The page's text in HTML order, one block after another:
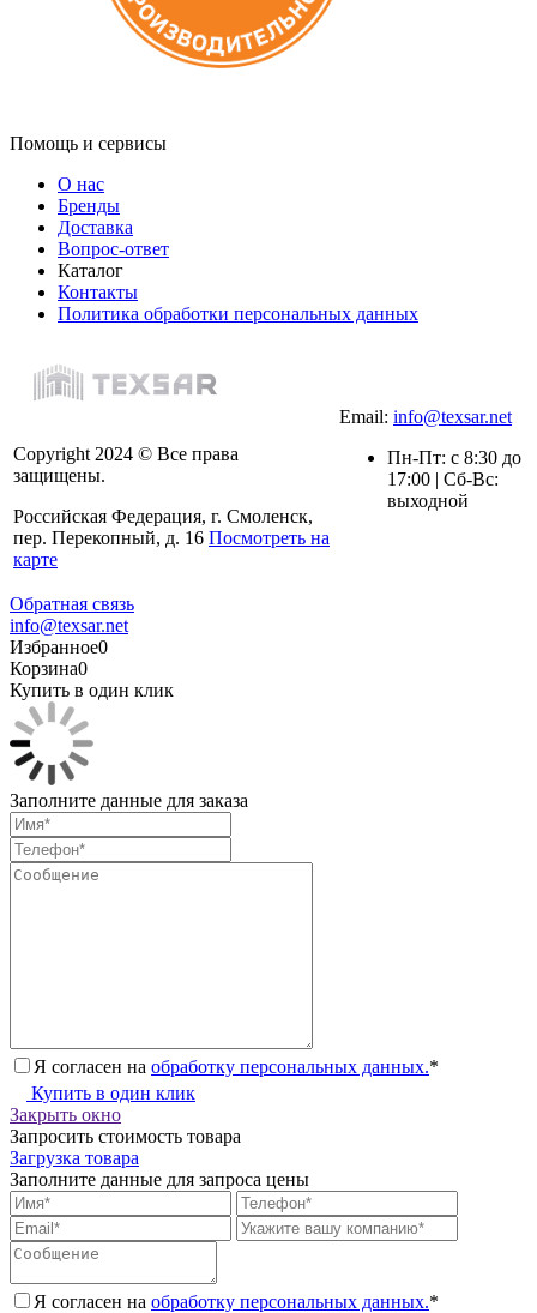
Помощь и сервисы
О нас
Бренды
Доставка
Вопрос-ответ
Каталог
Контакты
Политика обработки персональных данных
Copyright 2024 © Все права
защищены.
Российская Федерация, г. Смоленск,
пер. Перекопный, д. 16 Посмотреть на
карте
Email: info@texsar.net
Пн-Пт: с 8:30 до
17:00 | Сб-Вс:
выходной
Обратная связь
info@texsar.net
Избранное0
Корзина0
Купить в один клик
Заполните данные для заказа
Я согласен на обработку персональных данных.*
Купить в один клик
Закрыть окно
Запросить стоимость товара
Загрузка товара
Заполните данные для запроса цены
Я согласен на обработку персональных данных.*